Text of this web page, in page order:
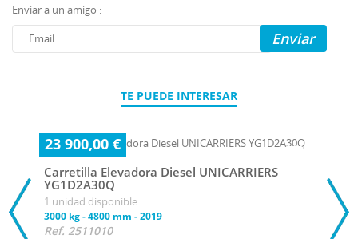
Enviar a un amigo :
Enviar
TE PUEDE INTERESAR
23 900,00 €
Carretilla Elevadora Diesel UNICARRIERS
YG1D2A30Q
1 unidad disponible
3000 kg-4800 mm -2019
Ref. 2511010